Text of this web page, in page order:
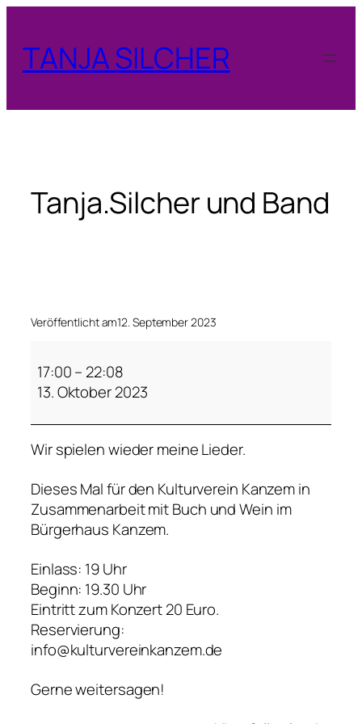
springen
TANJA SILCHER
Tanja.Silcher und Band
Veröffentlicht am12. September 2023
n
a
.
i
l
c
e
r
u
n
d
a
17:00– 22:08
13. Oktober 2023
Wir spielen wieder meine Lieder.
Dieses Mal für den Kulturverein Kanzem in
Zusammenarbeit mit Buch und Wein im
Bürgerhaus Kanzem.
Einlass: 19 Uhr
Beginn: 19.30 Uhr
Eintritt zum Konzert 20 Euro.
Reservierung:
info@kulturvereinkanzem.de
Gerne weitersagen!